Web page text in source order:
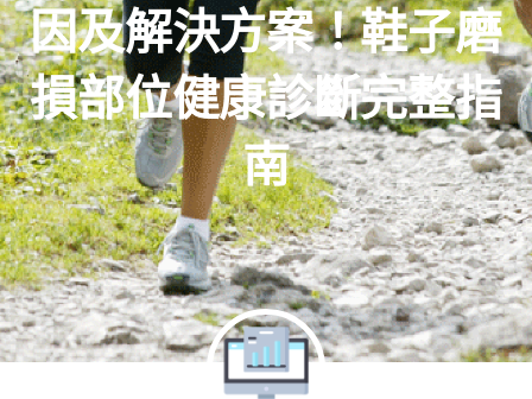
因及解決方案！鞋子磨
損部位健康診斷完整指
南